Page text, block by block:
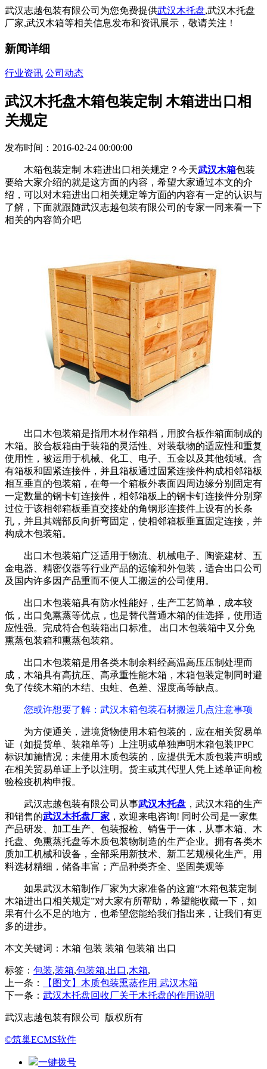
武汉志越包装有限公司为您免费提供武汉木托盘,武汉木托盘
厂家,武汉木箱等相关信息发布和资讯展示，敬请关注！
新闻详细
行业资讯 公司动态
武汉木托盘木箱包装定制 木箱进出口相
关规定
发布时间：2016-02-24 00:00:00
木箱包装定制 木箱进出口相关规定？今天武汉木箱包装
要给大家介绍的就是这方面的内容，希望大家通过本文的介
绍，可以对木箱进出口相关规定等方面的内容有一定的认识与
了解，下面就跟随武汉志越包装有限公司的专家一同来看一下
相关的内容简介吧
出口木包装箱是指用木材作箱档，用胶合板作箱面制成的
木箱。胶合板箱由于装箱的灵活性、对装载物的适应性和重复
使用性，被运用于机械、化工、电子、五金以及其他领域。含
有箱板和固紧连接件，并且箱板通过固紧连接件构成相邻箱板
相互垂直的包装箱，在每一个箱板外表面四周边缘分别固定有
一定数量的钢卡钉连接件，相邻箱板上的钢卡钉连接件分别穿
过位于该相邻箱板垂直交接处的角钢形连接件上设有的长条
孔，并且其端部反向折弯固定，使相邻箱板垂直固定连接，并
构成木包装箱。
出口木包装箱广泛适用于物流、机械电子、陶瓷建材、五
金电器、精密仪器等行业产品的运输和外包装，适合出口公司
及国内许多因产品重而不便人工搬运的公司使用。
出口木包装箱具有防水性能好，生产工艺简单，成本较
低，出口免熏蒸等优点，也是替代普通木箱的佳选择，使用适
应性强。完成符合包装箱出口标准。 出口木包装箱中又分免
熏蒸包装箱和熏蒸包装箱。
出口木包装箱是用各类木制余料经高温高压压制处理而
成，木箱具有高抗压、高承重性能木箱，木箱包装定制同时避
免了传统木箱的木结、虫蛀、色差、湿度高等缺点。
您或许想要了解 ：武汉木箱包装石材搬运几点注意事项
为方便通关，进境货物使用木箱包装的，应在相关贸易单
证（如提货单、装箱单等）上注明或单独声明木箱包装IPPC
标识加施情况；未使用木质包装的，应提供无木质包装声明或
在相关贸易单证上予以注明。货主或其代理人凭上述单证向检
验检疫机构申报。
武汉志越包装有限公司从事武汉木托盘 ，武汉木箱的生产
和销售的武汉木托盘厂家 ，欢迎来电咨询! 同时公司是一家集
产品研发、加工生产、包装报检、销售于一体，从事木箱、木
托盘、免熏蒸托盘等木质包装物制造的生产企业。拥有各类木
质加工机械和设备，全部采用新技术、新工艺规模化生产。用
料选材精细，储备丰富；产品种类齐全、坚固美观等
如果武汉木箱制作厂家为大家准备的这篇“木箱包装定制
木箱进出口相关规定”对大家有所帮助，希望能收藏一下，如
果有什么不足的地方，也希望您能给我们指出来，让我们有更
多的进步。
本文关键词： 木箱 包装 装箱 包装箱 出口
标签： 包装,装箱,包装箱,出口,木箱,
上一条：
【图文】木质包装熏蒸作用 武汉木箱
下一条： 武汉木托盘回收厂关于木托盘的作用说明
武汉志越包装有限公司 版权所有
©筑巢ECMS软件
一键拨号